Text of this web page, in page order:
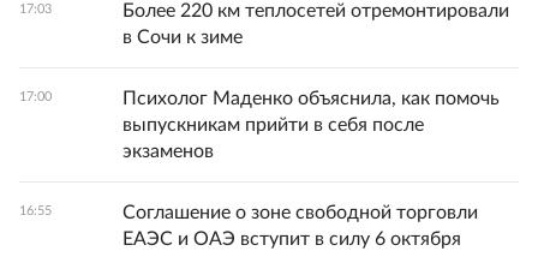
17:03
Более 220 км теплосетей отремонтировали
в Сочи к зиме
17:00
Психолог Маденко объяснила, как помочь
выпускникам прийти в себя после
экзаменов
16:55
Соглашение о зоне свободной торговли
ЕАЭС и ОАЭ вступит в силу 6 октября